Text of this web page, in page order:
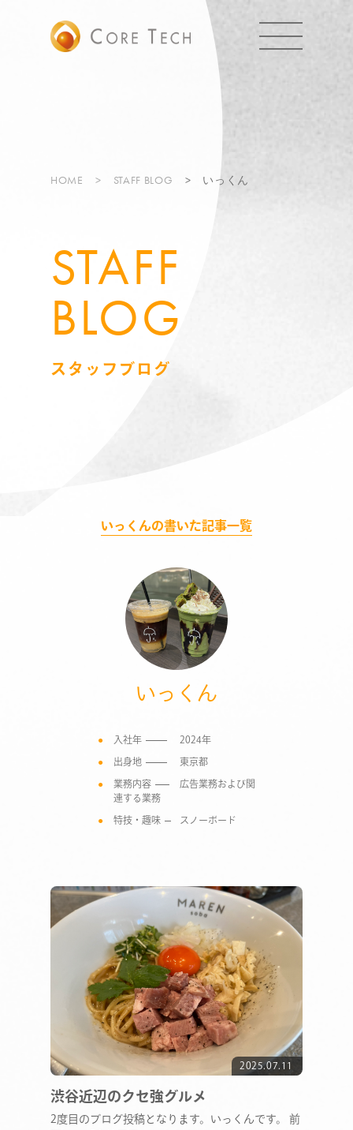
HOME STAFF BLOG いっくん
STAFF
BLOG
スタッフブログ
いっくんの書いた記事一覧
いっくん
入社年 2024年
出身地 東京都
業務内容
広告業務および関
連する業務
特技・趣味 スノーボード
2025.07.11
渋谷近辺のクセ強グルメ
2度目のブログ投稿となります。いっくんです。 前